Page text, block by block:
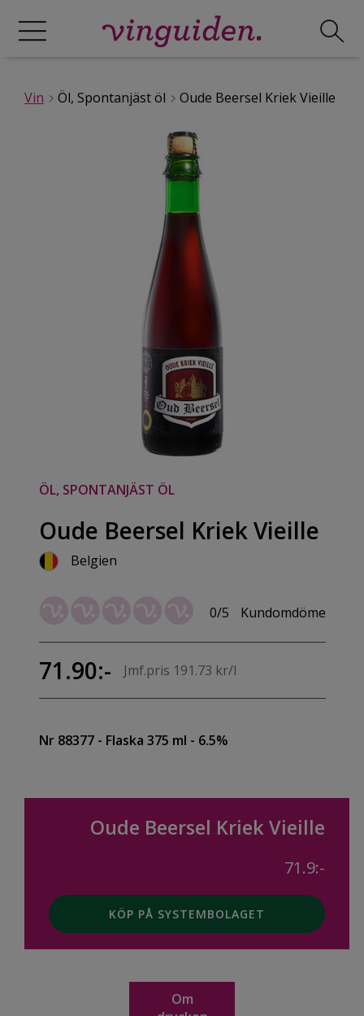
Vin Öl, Spontanjäst öl Oude Beersel Kriek Vieille
ÖL, SPONTANJÄST ÖL
Oude Beersel Kriek Vieille
Belgien
0/5 Kundomdöme
71.90:- Jmf.pris 191.73 kr/l
Nr 88377 - Flaska 375 ml - 6.5%
Oude Beersel Kriek Vieille
71.9:-
KÖP PÅ SYSTEMBOLAGET
Om